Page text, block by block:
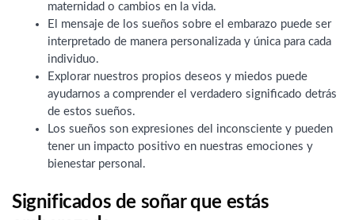
maternidad o cambios en la vida.
El mensaje de los sueños sobre el embarazo puede ser
interpretado de manera personalizada y única para cada
individuo.
Explorar nuestros propios deseos y miedos puede
ayudarnos a comprender el verdadero significado detrás
de estos sueños.
Los sueños son expresiones del inconsciente y pueden
tener un impacto positivo en nuestras emociones y
bienestar personal.
Significados de soñar que estás